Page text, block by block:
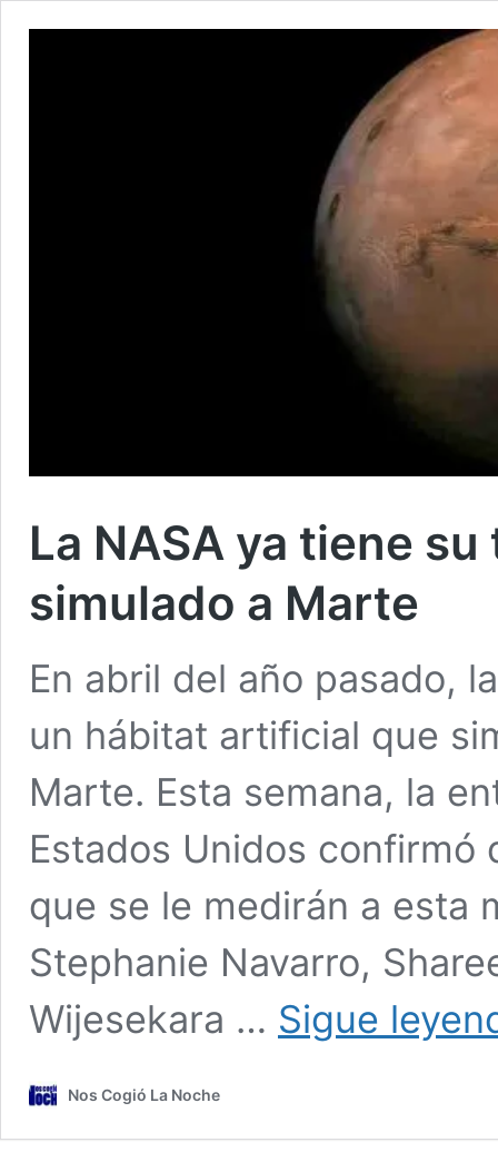
La NASA ya tiene
simulado a Marte
En abril del año pasado,
un hábitat artificial que
Marte. Esta semana, la
Estados Unidos confirmó
que se le medirán a esta
Stephanie Navarro,
Wijesekara … Sigue
Nos Cogió La Noche